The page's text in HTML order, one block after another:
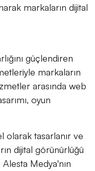
markaların dijital
güçlendiren
markaların
arasında web
oyun
olarak tasarlanır ve
dijital görünürlüğü
Medya'nın